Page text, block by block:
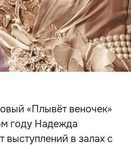
«Плывёт веночек»
году Надежда
в залах с